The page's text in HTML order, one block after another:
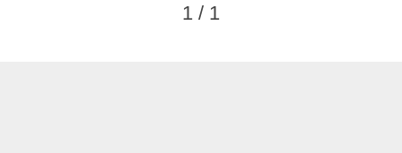
1 / 1